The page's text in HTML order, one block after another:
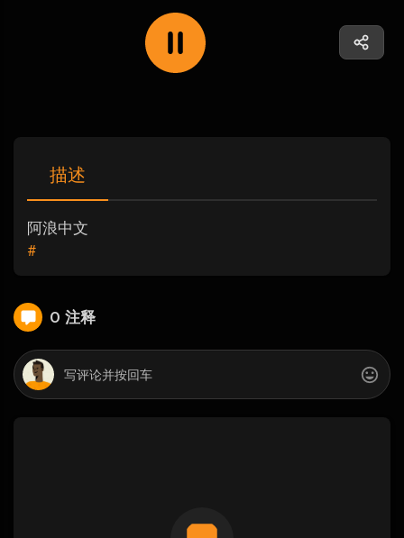
描述
阿浪中文
#
0 注释